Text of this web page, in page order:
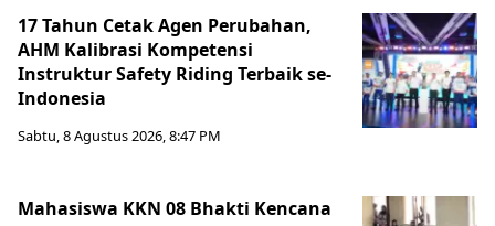
17 Tahun Cetak Agen Perubahan,
AHM Kalibrasi Kompetensi
Instruktur Safety Riding Terbaik se-
Indonesia
Sabtu, 8 Agustus 2026, 8:47 PM
Mahasiswa KKN 08 Bhakti Kencana